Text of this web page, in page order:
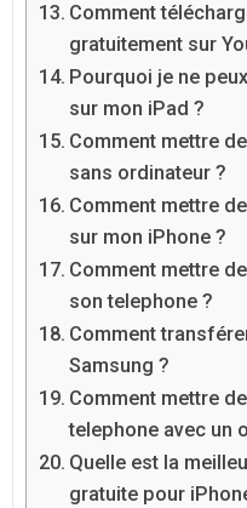
Comment
gratuitement sur
Pourquoi je ne
sur mon iPad ?
Comment mettre
sans ordinateur ?
Comment mettre
sur mon iPhone ?
Comment mettre
son telephone ?
Comment
Samsung ?
Comment mettre
telephone avec un
Quelle est la
gratuite pour